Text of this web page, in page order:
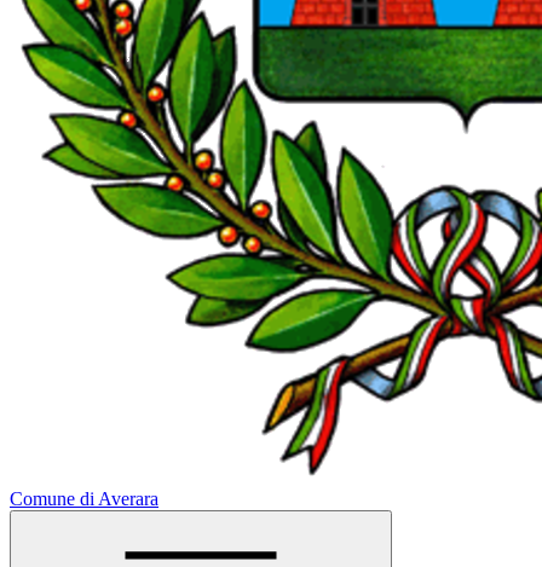
Comune di Averara